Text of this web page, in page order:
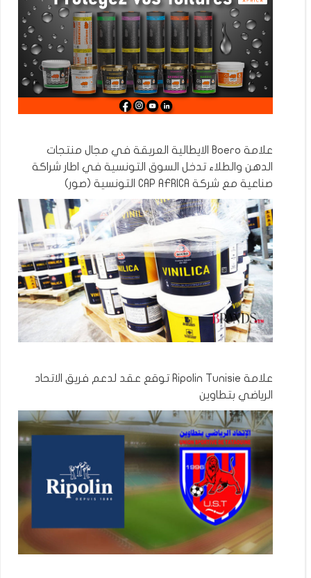
علامة Boero الايطالية العريقة في مجال منتجات
الدهن والطلاء تدخل السوق التونسية في اطار شراكة
صناعية مع شركة CAP AFRICA التونسية (صور)
علامة Ripolin Tunisie توقع عقد لدعم فريق الاتحاد
الرياضي بتطاوين